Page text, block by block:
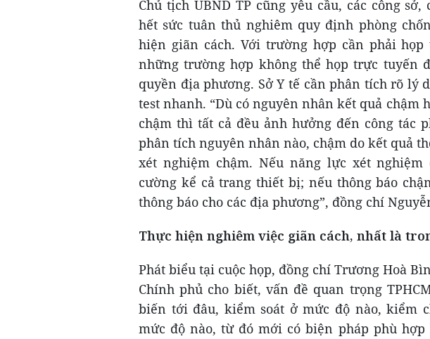
Chủ tịch UBND TP cũng yêu cầu, các công
hết sức tuân thủ nghiêm quy định phòng
hiện giãn cách. Với trường hợp cần phải
những trường hợp không thể họp trực tuyến
quyền địa phương. Sở Y tế cần phân tích rõ lý
test nhanh. “Dù có nguyên nhân kết quả chậm
chậm thì tất cả đều ảnh hưởng đến công tác
phân tích nguyên nhân nào, chậm do kết quả
xét nghiệm chậm. Nếu năng lực xét
cường kể cả trang thiết bị; nếu thông báo
thông báo cho các địa phương”, đồng chí
Thực hiện nghiêm việc giãn cách, nhất là
Phát biểu tại cuộc họp, đồng chí Trương Hoà
Chính phủ cho biết, vấn đề quan trọng
biến tới đâu, kiểm soát ở mức độ nào, kiểm
mức độ nào, từ đó mới có biện pháp phù